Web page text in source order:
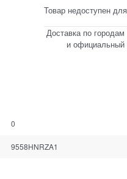
Товар недоступен
Доставка по
и официальный
0
9558HNRZA1